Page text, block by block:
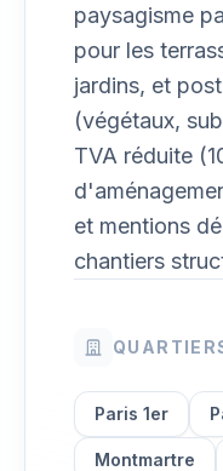
paysagisme
pour les
jardins, et
(végétaux,
TVA réduite
et mentions
chantiers
Paris 1er
Montmartre